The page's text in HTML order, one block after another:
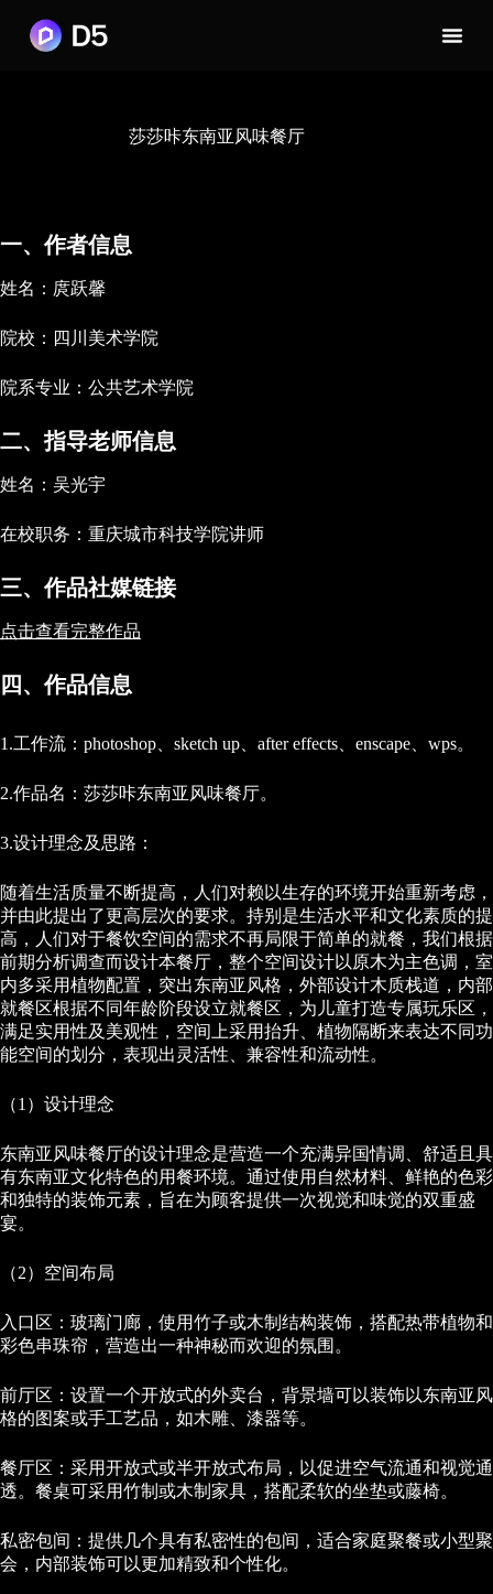
莎莎咔东南亚风味餐厅
一、作者信息
姓名：庹跃馨
院校：四川美术学院
院系专业：公共艺术学院
二、指导老师信息
姓名：吴光宇
在校职务：重庆城市科技学院讲师
三、作品社媒链接
点击查看完整作品
四、作品信息
1.工作流：photoshop、sketch up、after effects、enscape、wps。
2.作品名：莎莎咔东南亚风味餐厅。
3.设计理念及思路：
随着生活质量不断提高，人们对赖以生存的环境开始重新考虑，
并由此提出了更高层次的要求。持别是生活水平和文化素质的提
高，人们对于餐饮空间的需求不再局限于简单的就餐，我们根据
前期分析调查而设计本餐厅，整个空间设计以原木为主色调，室
内多采用植物配置，突出东南亚风格，外部设计木质栈道，内部
就餐区根据不同年龄阶段设立就餐区，为儿童打造专属玩乐区，
满足实用性及美观性，空间上采用抬升、植物隔断来表达不同功
能空间的划分，表现出灵活性、兼容性和流动性。
（1）设计理念
东南亚风味餐厅的设计理念是营造一个充满异国情调、舒适且具
有东南亚文化特色的用餐环境。通过使用自然材料、鲜艳的色彩
和独特的装饰元素，旨在为顾客提供一次视觉和味觉的双重盛
宴。
（2）空间布局
入口区：玻璃门廊，使用竹子或木制结构装饰，搭配热带植物和
彩色串珠帘，营造出一种神秘而欢迎的氛围。
前厅区：设置一个开放式的外卖台，背景墙可以装饰以东南亚风
格的图案或手工艺品，如木雕、漆器等。
餐厅区：采用开放式或半开放式布局，以促进空气流通和视觉通
透。餐桌可采用竹制或木制家具，搭配柔软的坐垫或藤椅。
私密包间：提供几个具有私密性的包间，适合家庭聚餐或小型聚
会，内部装饰可以更加精致和个性化。